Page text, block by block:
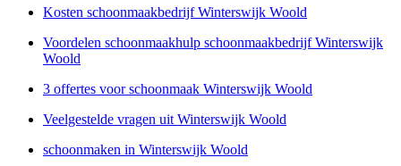
Kosten schoonmaakbedrijf Winterswijk Woold
Voordelen schoonmaakhulp schoonmaakbedrijf Winterswijk
Woold
3 offertes voor schoonmaak Winterswijk Woold
Veelgestelde vragen uit Winterswijk Woold
schoonmaken in Winterswijk Woold